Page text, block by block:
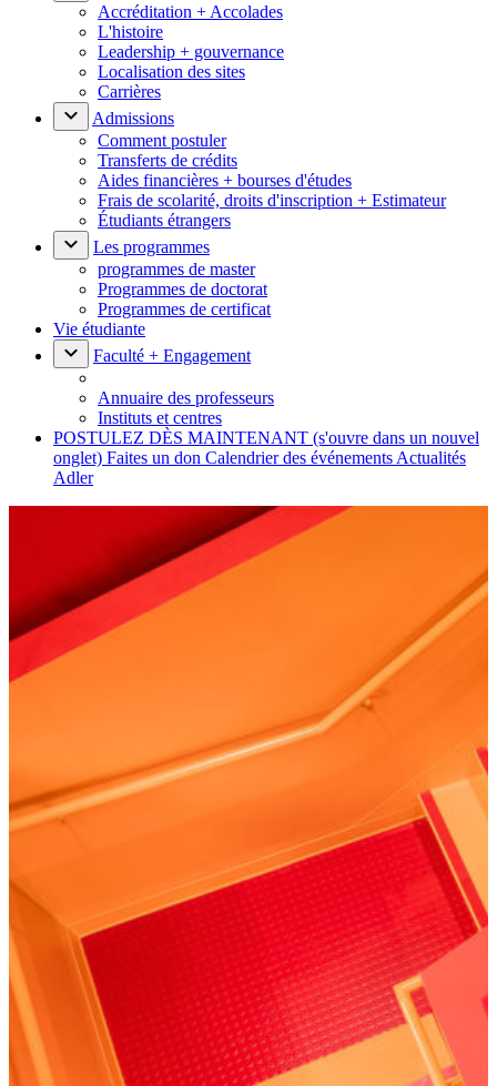
Accréditation + Accolades
L'histoire
Leadership + gouvernance
Localisation des sites
Carrières
Admissions
Comment postuler
Transferts de crédits
Aides financières + bourses d'études
Frais de scolarité, droits d'inscription + Estimateur
Étudiants étrangers
Les programmes
programmes de master
Programmes de doctorat
Programmes de certificat
Vie étudiante
Faculté + Engagement
Annuaire des professeurs
Instituts et centres
POSTULEZ DÈS MAINTENANT (s'ouvre dans un nouvel
onglet) Faites un don Calendrier des événements Actualités
Adler